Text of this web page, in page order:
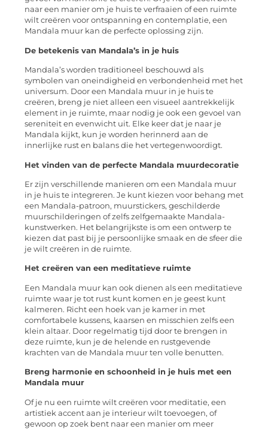
naar een manier om je huis te verfraaien of een ruimte
wilt creëren voor ontspanning en contemplatie, een
Mandala muur kan de perfecte oplossing zijn.
De betekenis van Mandala’s in je huis
Mandala’s worden traditioneel beschouwd als
symbolen van oneindigheid en verbondenheid met het
universum. Door een Mandala muur in je huis te
creëren, breng je niet alleen een visueel aantrekkelijk
element in je ruimte, maar nodig je ook een gevoel van
sereniteit en evenwicht uit. Elke keer dat je naar je
Mandala kijkt, kun je worden herinnerd aan de
innerlijke rust en balans die het vertegenwoordigt.
Het vinden van de perfecte Mandala muurdecoratie
Er zijn verschillende manieren om een Mandala muur
in je huis te integreren. Je kunt kiezen voor behang met
een Mandala-patroon, muurstickers, geschilderde
muurschilderingen of zelfs zelfgemaakte Mandala-
kunstwerken. Het belangrijkste is om een ontwerp te
kiezen dat past bij je persoonlijke smaak en de sfeer die
je wilt creëren in de ruimte.
Het creëren van een meditatieve ruimte
Een Mandala muur kan ook dienen als een meditatieve
ruimte waar je tot rust kunt komen en je geest kunt
kalmeren. Richt een hoek van je kamer in met
comfortabele kussens, kaarsen en misschien zelfs een
klein altaar. Door regelmatig tijd door te brengen in
deze ruimte, kun je de helende en rustgevende
krachten van de Mandala muur ten volle benutten.
Breng harmonie en schoonheid in je huis met een
Mandala muur
Of je nu een ruimte wilt creëren voor meditatie, een
artistiek accent aan je interieur wilt toevoegen, of
gewoon op zoek bent naar een manier om meer